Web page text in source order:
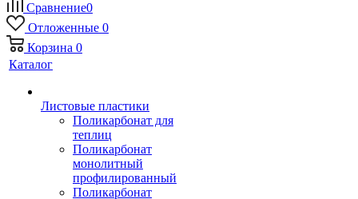
Сравнение0
Отложенные 0
Корзина 0
Каталог
Листовые пластики
Поликарбонат для
теплиц
Поликарбонат
монолитный
профилированный
Поликарбонат